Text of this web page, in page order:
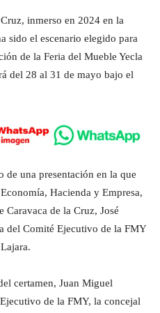
inmerso en 2024 en la
sido el escenario elegido para
de la Feria del Mueble Yecla
del 28 al 31 de mayo bajo el
de una presentación en la que
Hacienda y Empresa,
de la Cruz, José
del Comité Ejecutivo de la FMY
certamen, Juan Miguel
de la FMY, la concejal